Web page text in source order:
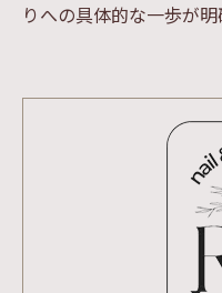
りへの具体的な一歩が明